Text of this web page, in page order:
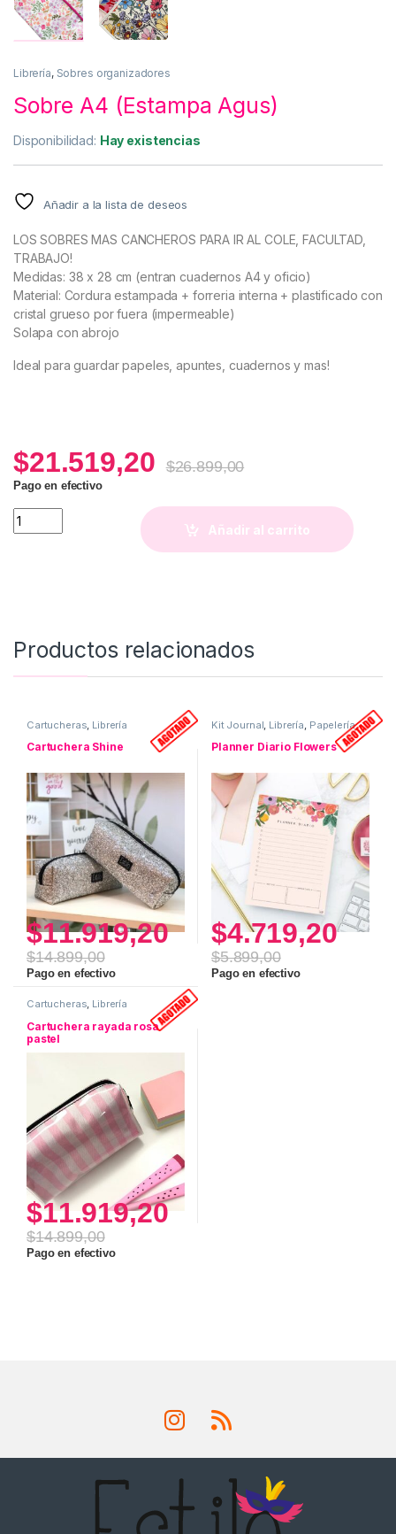
Librería, Sobres organizadores
Sobre A4 (Estampa Agus)
Disponibilidad: Hay existencias
Añadir a la lista de deseos
LOS SOBRES MAS CANCHEROS PARA IR AL COLE, FACULTAD,
TRABAJO!
Medidas: 38 x 28 cm (entran cuadernos A4 y oficio)
Material: Cordura estampada + forreria interna + plastificado con
cristal grueso por fuera (impermeable)
Solapa con abrojo
Ideal para guardar papeles, apuntes, cuadernos y mas!
$21.519,20 $26.899,00
Pago en efectivo
Sobre A4 (Estampa Agus) quantity
Añadir al carrito
Productos relacionados
Cartucheras, Librería
Cartuchera Shine
$11.919,20
$14.899,00
Pago en efectivo
Kit Journal, Librería, Papelería,
Planner Diario Flowers
$4.719,20
$5.899,00
Pago en efectivo
Cartucheras, Librería
Cartuchera rayada rosa
pastel
$11.919,20
$14.899,00
Pago en efectivo